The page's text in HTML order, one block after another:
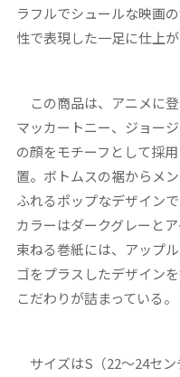
ラフルでシュールな映画
性で表現した一足に仕上が
この商品は、アニメに
マッカートニー、ジョー
の顔をモチーフとして採
置。ボトムスの裾からメ
ふれるポップなデザイン
カラーはダークグレーと
束ねる巻紙には、アップ
ゴをプラスしたデザイン
こだわりが詰まっている。
サイズはS（22～24セ